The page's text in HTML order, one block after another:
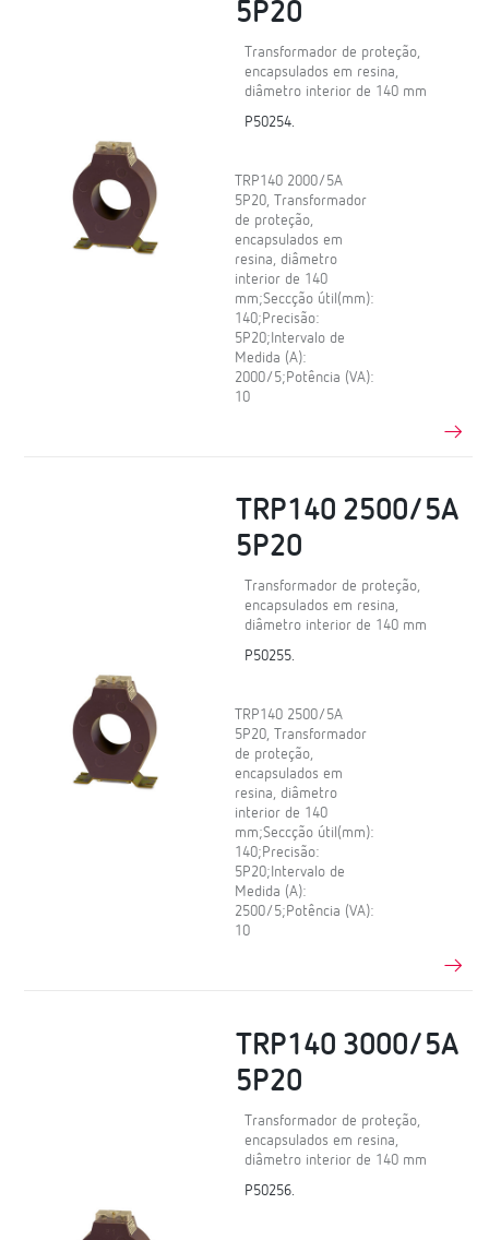
5P20
Transformador de proteção,
encapsulados em resina,
diâmetro interior de 140 mm
P50254.
TRP140 2000/5A
5P20, Transformador
de proteção,
encapsulados em
resina, diâmetro
interior de 140
mm;Seccção útil(mm):
140;Precisão:
5P20;Intervalo de
Medida (A):
2000/5;Potência (VA):
10
TRP140 2500/5A
5P20
Transformador de proteção,
encapsulados em resina,
diâmetro interior de 140 mm
P50255.
TRP140 2500/5A
5P20, Transformador
de proteção,
encapsulados em
resina, diâmetro
interior de 140
mm;Seccção útil(mm):
140;Precisão:
5P20;Intervalo de
Medida (A):
2500/5;Potência (VA):
10
TRP140 3000/5A
5P20
Transformador de proteção,
encapsulados em resina,
diâmetro interior de 140 mm
P50256.